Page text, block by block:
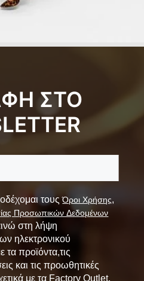
ΣΤΟ
τουςΌροι Χρήσης,
Προσωπικών Δεδομένων
στη λήψη
ηλεκτρονικού
τα προϊόντα,τις
και τις προωθητικές
με τα Factory Outlet.